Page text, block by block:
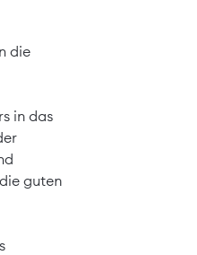
die
in das
guten